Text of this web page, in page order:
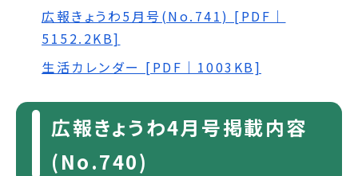
広報きょうわ5月号(No.741) [PDF｜
5152.2KB]
生活カレンダー [PDF｜1003KB]
広報きょうわ4月号掲載内容
(No.740)